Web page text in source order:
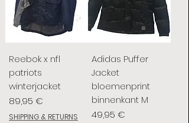
Reebok x nfl
patriots
winterjacket
Preis
89,95 €
SHIPPING & RETURNS
Adidas Puffer
Jacket
bloemenprint
binnenkant M
Preis
49,95 €